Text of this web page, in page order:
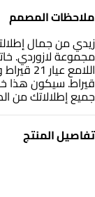
ملاحظات المصمم
زيدي من جمال
مجموعة لازوردي.
قيراط. سيكون هذا
جميع إطلالاتك من
تفاصيل المنتج